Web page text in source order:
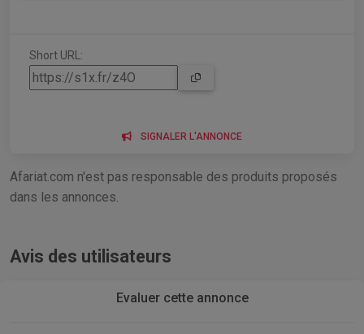
Short URL:
SIGNALER L'ANNONCE
Afariat.com n'est pas responsable des produits proposés
dans les annonces.
Avis des utilisateurs
Evaluer cette annonce